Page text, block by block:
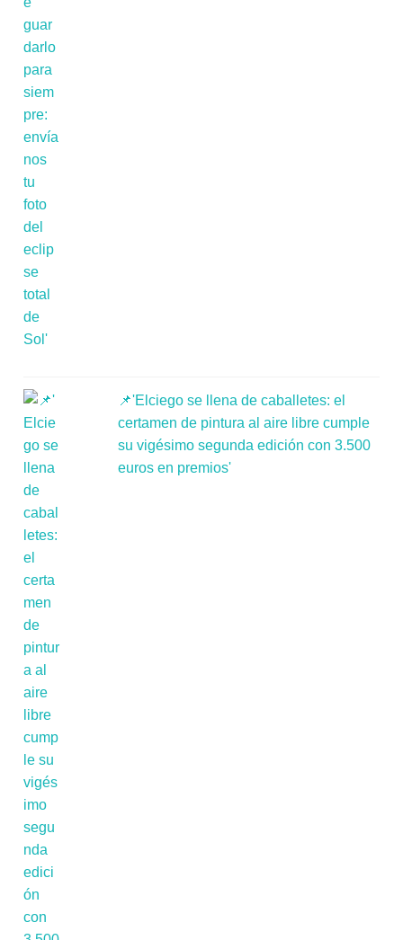
📌'Elciego se llena de caballetes: el
certamen de pintura al aire libre cumple
su vigésimo segunda edición con 3.500
euros en premios'